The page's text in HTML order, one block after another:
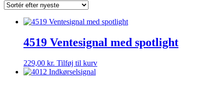
4519 Ventesignal med spotlight
229,00 kr. Tilføj til kurv